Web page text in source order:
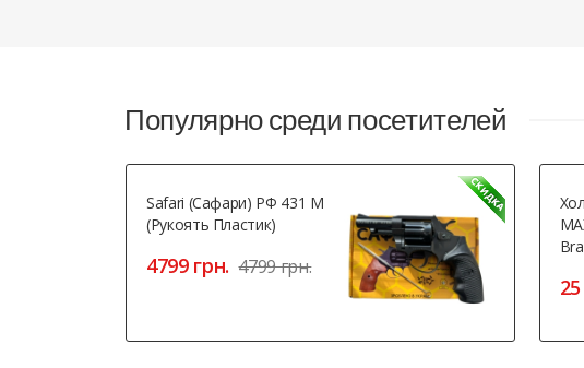
Популярно среди посетителей
Safari (Сафари) РФ 431 М
(рукоять Пластик)
4799 грн. 4799 грн.